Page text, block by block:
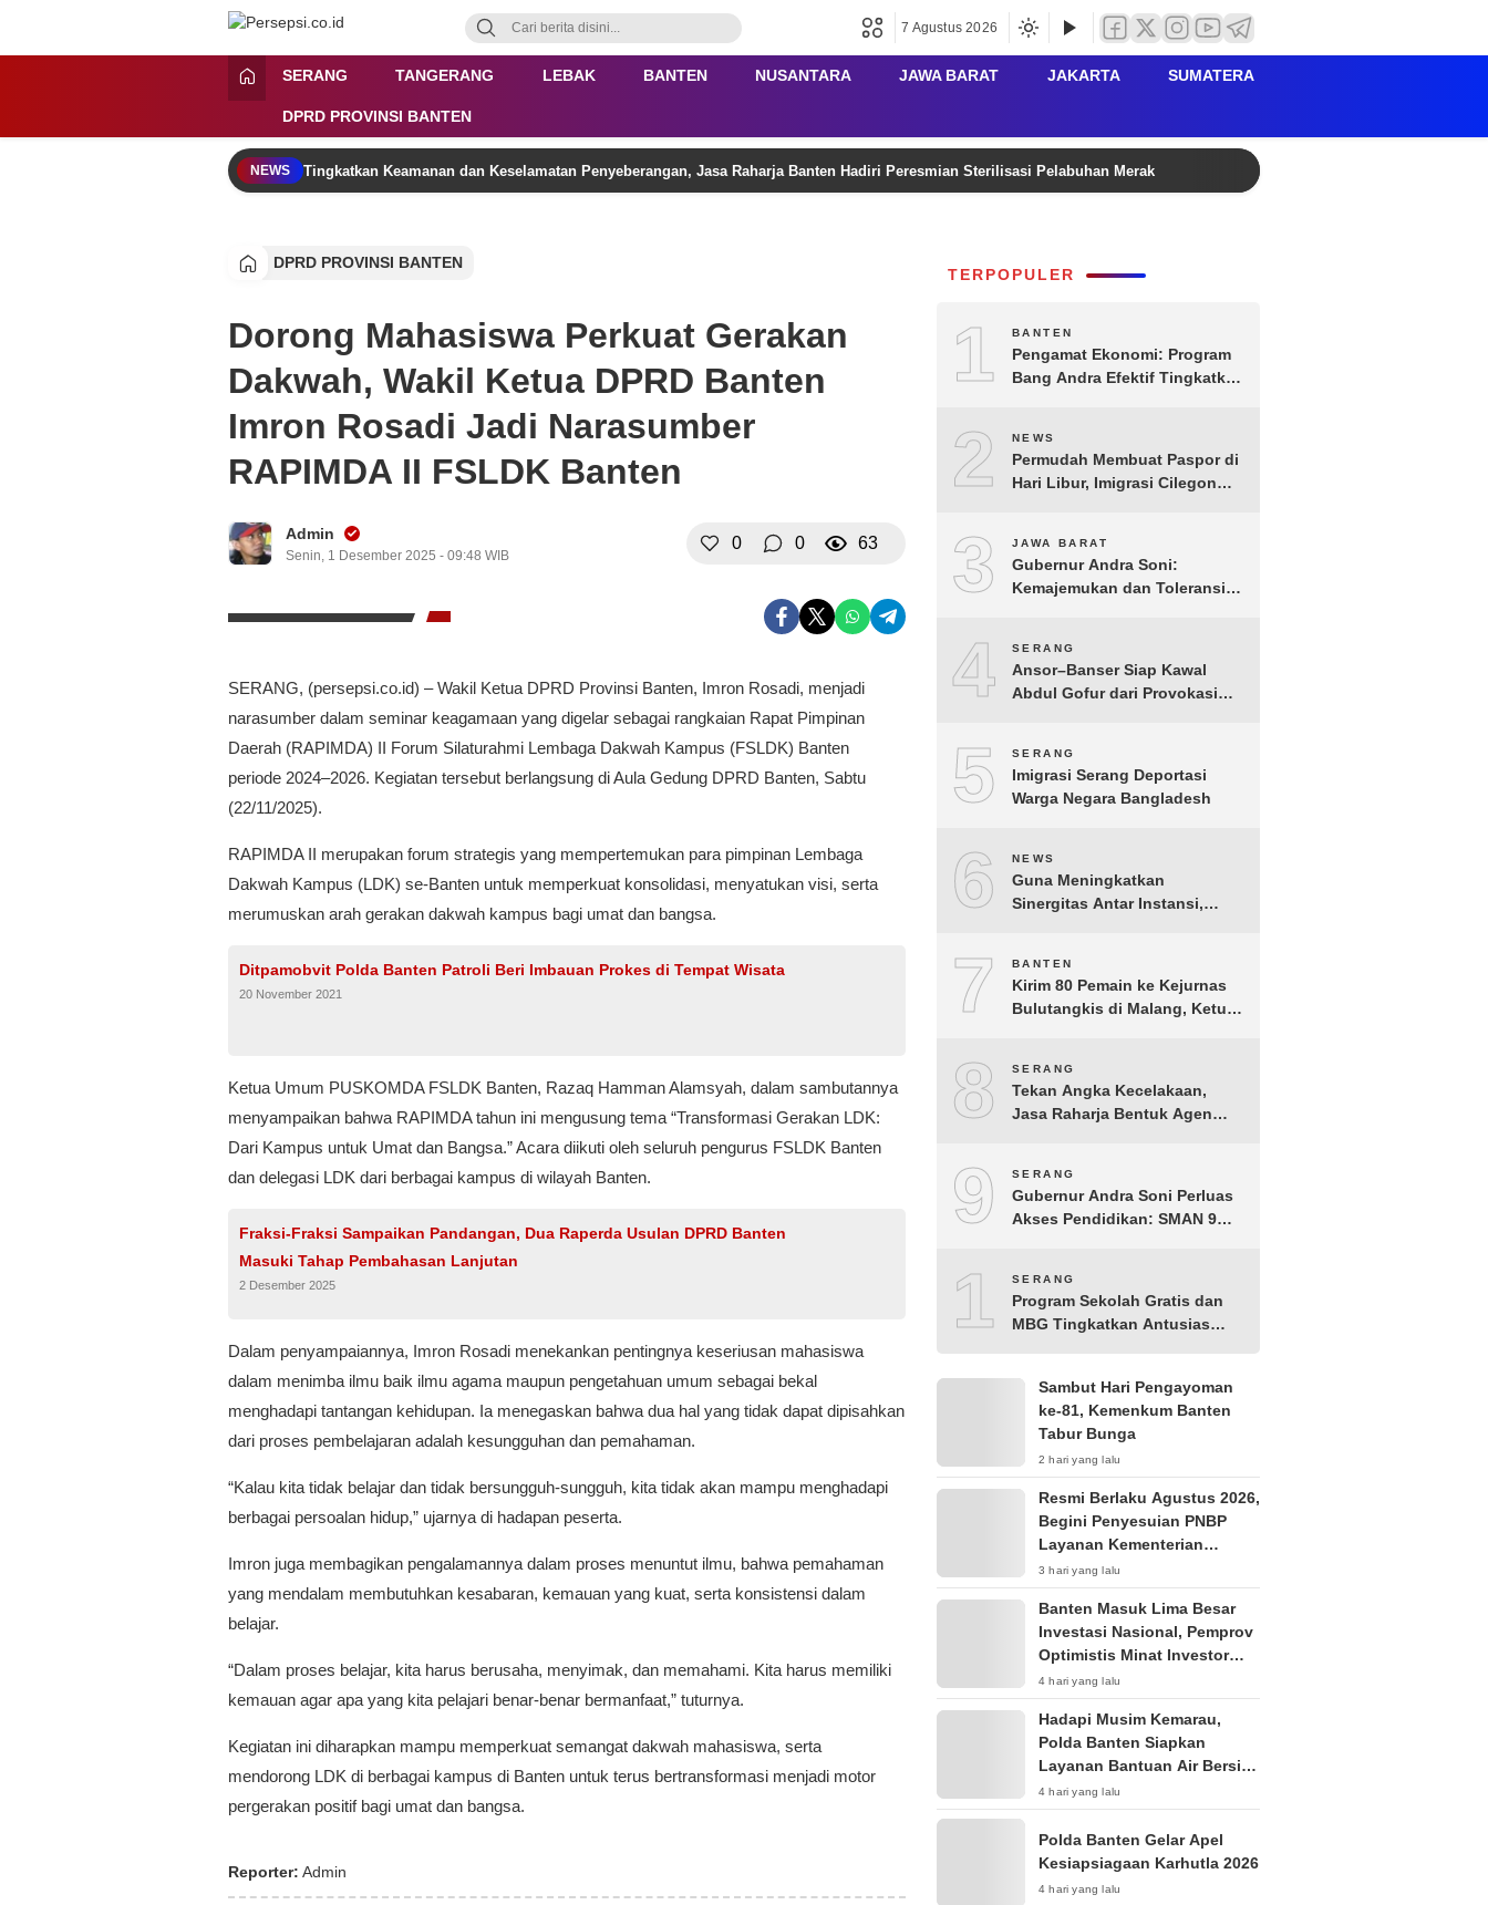
konten
Persepsi.co.id
Media Tanggap Dan Akurat
7 Agustus 2026
SERANG TANGERANG LEBAK BANTEN NUSANTARA JAWA BARAT JAKARTA SUMATERA
DPRD PROVINSI BANTEN
NEWS Tingkatkan Keamanan dan Keselamatan Penyeberangan, Jasa Raharja Banten Hadiri Peresmian Sterilisasi Pelabuhan Merak
DPRD PROVINSI BANTEN
Dorong Mahasiswa Perkuat Gerakan
Dakwah, Wakil Ketua DPRD Banten
Imron Rosadi Jadi Narasumber
RAPIMDA II FSLDK Banten
Admin
Senin, 1 Desember 2025 - 09:48 WIB
0 0 63
SERANG, (persepsi.co.id) – Wakil Ketua DPRD Provinsi Banten, Imron Rosadi, menjadi
narasumber dalam seminar keagamaan yang digelar sebagai rangkaian Rapat Pimpinan
Daerah (RAPIMDA) II Forum Silaturahmi Lembaga Dakwah Kampus (FSLDK) Banten
periode 2024–2026. Kegiatan tersebut berlangsung di Aula Gedung DPRD Banten, Sabtu
(22/11/2025).
RAPIMDA II merupakan forum strategis yang mempertemukan para pimpinan Lembaga
Dakwah Kampus (LDK) se-Banten untuk memperkuat konsolidasi, menyatukan visi, serta
merumuskan arah gerakan dakwah kampus bagi umat dan bangsa.
Ditpamobvit Polda Banten Patroli Beri Imbauan Prokes di Tempat Wisata
20 November 2021
Ketua Umum PUSKOMDA FSLDK Banten, Razaq Hamman Alamsyah, dalam sambutannya
menyampaikan bahwa RAPIMDA tahun ini mengusung tema “Transformasi Gerakan LDK:
Dari Kampus untuk Umat dan Bangsa.” Acara diikuti oleh seluruh pengurus FSLDK Banten
dan delegasi LDK dari berbagai kampus di wilayah Banten.
Fraksi-Fraksi Sampaikan Pandangan, Dua Raperda Usulan DPRD Banten
Masuki Tahap Pembahasan Lanjutan
2 Desember 2025
Dalam penyampaiannya, Imron Rosadi menekankan pentingnya keseriusan mahasiswa
dalam menimba ilmu baik ilmu agama maupun pengetahuan umum sebagai bekal
menghadapi tantangan kehidupan. Ia menegaskan bahwa dua hal yang tidak dapat dipisahkan
dari proses pembelajaran adalah kesungguhan dan pemahaman.
“Kalau kita tidak belajar dan tidak bersungguh-sungguh, kita tidak akan mampu menghadapi
berbagai persoalan hidup,” ujarnya di hadapan peserta.
Imron juga membagikan pengalamannya dalam proses menuntut ilmu, bahwa pemahaman
yang mendalam membutuhkan kesabaran, kemauan yang kuat, serta konsistensi dalam
belajar.
“Dalam proses belajar, kita harus berusaha, menyimak, dan memahami. Kita harus memiliki
kemauan agar apa yang kita pelajari benar-benar bermanfaat,” tuturnya.
Kegiatan ini diharapkan mampu memperkuat semangat dakwah mahasiswa, serta
mendorong LDK di berbagai kampus di Banten untuk terus bertransformasi menjadi motor
pergerakan positif bagi umat dan bangsa.
Reporter: Admin
TERPOPULER
1 BANTEN
Pengamat Ekonomi: Program
Bang Andra Efektif Tingkatkan
2 NEWS
Permudah Membuat Paspor di
Hari Libur, Imigrasi Cilegon
3 JAWA BARAT
Gubernur Andra Soni:
Kemajemukan dan Toleransi
4 SERANG
Ansor–Banser Siap Kawal
Abdul Gofur dari Provokasi
5 SERANG
Imigrasi Serang Deportasi
Warga Negara Bangladesh
6 NEWS
Guna Meningkatkan
Sinergitas Antar Instansi,
Cukai Khusus Kepri
7 BANTEN
Kirim 80 Pemain ke Kejurnas
Bulutangkis di Malang, Ketua
Hasil Terbaik
8 SERANG
Tekan Angka Kecelakaan,
Jasa Raharja Bentuk Agen
Taktakan
9 SERANG
Gubernur Andra Soni Perluas
Akses Pendidikan: SMAN 9
10SERANG
Program Sekolah Gratis dan
MBG Tingkatkan Antusias
Sambut Hari Pengayoman
ke-81, Kemenkum Banten
Tabur Bunga
2 hari yang lalu
Resmi Berlaku Agustus 2026,
Begini Penyesuian PNBP
Layanan Kementerian
Hukum
3 hari yang lalu
Banten Masuk Lima Besar
Investasi Nasional, Pemprov
Optimistis Minat Investor
Terus Tumbuh
4 hari yang lalu
Hadapi Musim Kemarau,
Polda Banten Siapkan
Layanan Bantuan Air Bersih
Melalui 110
4 hari yang lalu
Polda Banten Gelar Apel
Kesiapsiagaan Karhutla 2026
4 hari yang lalu